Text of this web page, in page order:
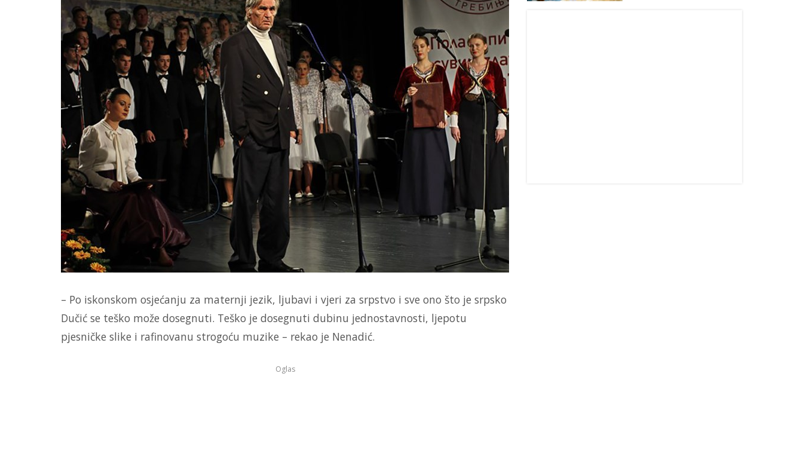
– Po iskonskom osjećanju za maternji jezik, ljubavi i vjeri za srpstvo i sve ono što je srpsko
Dučić se teško može dosegnuti. Teško je dosegnuti dubinu jednostavnosti, ljepotu
pjesničke slike i rafinovanu strogoću muzike – rekao je Nenadić.
Oglas